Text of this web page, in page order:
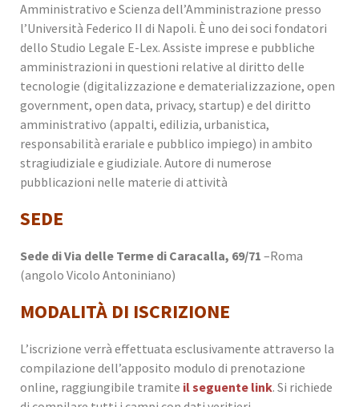
Amministrativo e Scienza dell’Amministrazione presso
l’Università Federico II di Napoli. È uno dei soci fondatori
dello Studio Legale E-Lex. Assiste imprese e pubbliche
amministrazioni in questioni relative al diritto delle
tecnologie (digitalizzazione e dematerializzazione, open
government, open data, privacy, startup) e del diritto
amministrativo (appalti, edilizia, urbanistica,
responsabilità erariale e pubblico impiego) in ambito
stragiudiziale e giudiziale. Autore di numerose
pubblicazioni nelle materie di attività
SEDE
Sede di Via delle Terme di Caracalla, 69/71 –Roma
(angolo Vicolo Antoniniano)
MODALITÀ DI ISCRIZIONE
L’iscrizione verrà effettuata esclusivamente attraverso la
compilazione dell’apposito modulo di prenotazione
online, raggiungibile tramite il seguente link. Si richiede